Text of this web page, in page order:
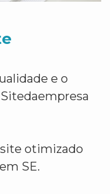
e o
otimizado
SE.